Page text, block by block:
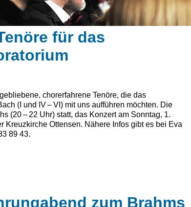
für das
chorerfahrene Tenöre, die das
(I und IV – VI) mit uns aufführen möchten. Die
(20 – 22 Uhr) statt, das Konzert am Sonntag, 1.
Kreuzkirche Ottensen. Nähere Infos gibt es bei Eva
89 43.
zum Brahms